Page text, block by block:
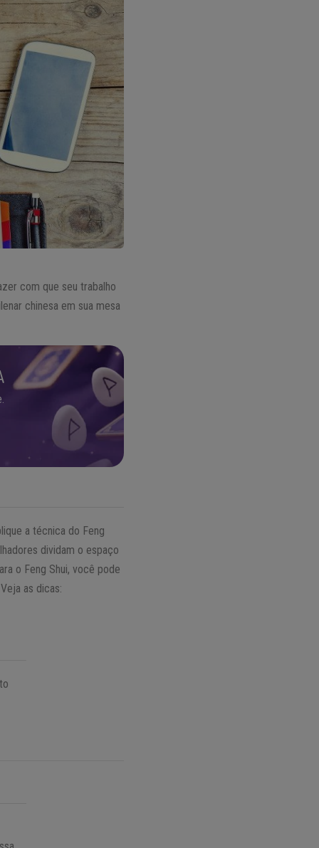
com que seu trabalho
chinesa em sua mesa
a técnica do Feng
dividam o espaço
o Feng Shui, você pode
as dicas: